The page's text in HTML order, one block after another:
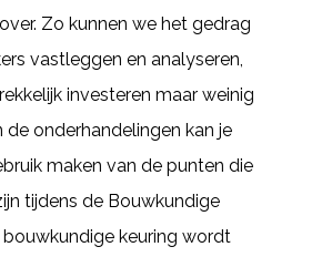
Zo kunnen we het gedrag
vastleggen en analyseren,
investeren maar weinig
de onderhandelingen kan je
maken van de punten die
tijdens de Bouwkundige
bouwkundige keuring wordt